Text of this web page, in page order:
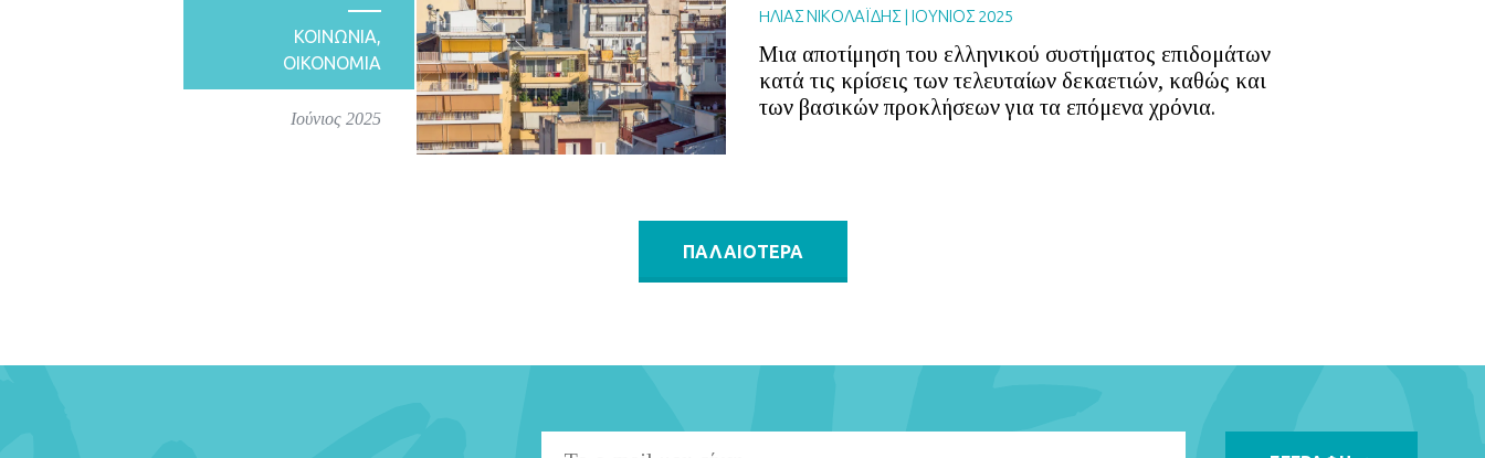
ΚΟΙΝΩΝΙΑ,
ΟΙΚΟΝΟΜΙΑ
Ιούνιος 2025
HΛΙΑΣ ΝΙΚΟΛΑΪΔΗΣ | ΙΟΥΝΙΟΣ 2025
Μια αποτίμηση του ελληνικού συστήματος επιδομάτων
κατά τις κρίσεις των τελευταίων δεκαετιών, καθώς και
των βασικών προκλήσεων για τα επόμενα χρόνια.
ΠΑΛΑΙΟΤΕΡΑ